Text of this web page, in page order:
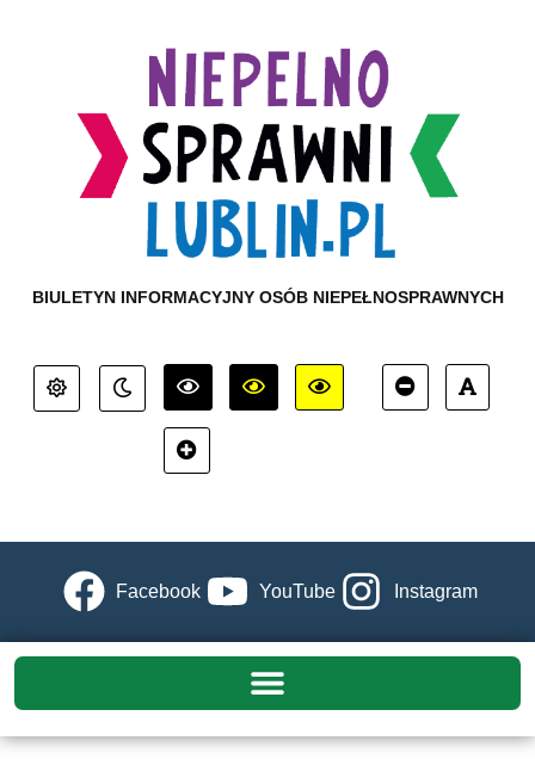
BIULETYN INFORMACYJNY OSÓB NIEPEŁNOSPRAWNYCH
Facebook YouTube Instagram